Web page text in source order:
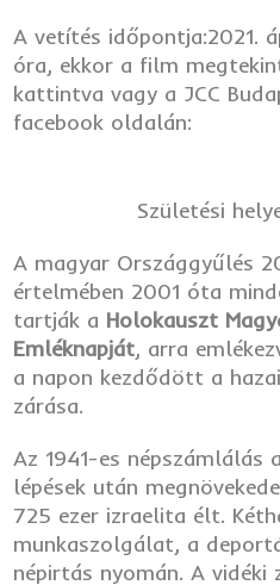
A vetítés időpontja:2021.
óra, ekkor a film
kattintva vagy a JCC
facebook oldalán:
Születési
A magyar Országgyűlés
értelmében 2001 óta
tartják a Holokauszt
Emléknapját, arra
a napon kezdődött a
zárása.
Az 1941-es népszámlálás
lépések után
725 ezer izraelita élt.
munkaszolgálat, a
népirtás nyomán. A